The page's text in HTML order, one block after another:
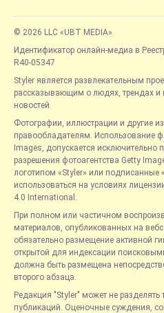
© 2026 LLC «UBT MEDIA»
Идентификатор онлайн-медиа в
R40-05347
Styler является развлекательным
рассказывающим о людях, трендах и
новостей.
Фотографии, иллюстрации и другие
правообладателям. Использование
Images, допускается исключительно
разрешения фотоагентства Getty
логотипом «Styler» или подписанные
использоваться на условиях
4.0 International.
При полном или частичном
материалов, опубликованных на
обязательно размещение активной
открытой для индексации
должна быть размещена
второго абзаца.
Редакция "Styler" может не разделять
публикаций. Оценочные суждения,